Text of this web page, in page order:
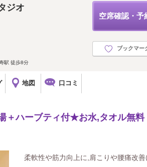
空席確認・予
ブックマー
ジオ
駅 徒歩8分
地図 口コミ
＋ハーブティ付★お水,タオル無料
柔軟性や筋力向上に,肩こりや腰痛改